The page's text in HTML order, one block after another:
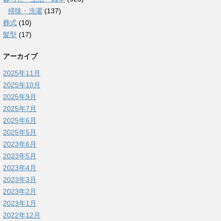
掃除・洗濯 (137)
葬式 (10)
髪型 (17)
アーカイブ
2025年11月
2025年10月
2025年9月
2025年7月
2025年6月
2025年5月
2023年6月
2023年5月
2023年4月
2023年3月
2023年2月
2023年1月
2022年12月